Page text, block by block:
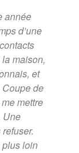
année
d’une
maison,
et
de
mettre
Une
plus loin